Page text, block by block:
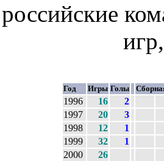
российские
Год Игры Голы
1996 16
2
1997
20
3
1998
12
1
1999
32
1
2000
26